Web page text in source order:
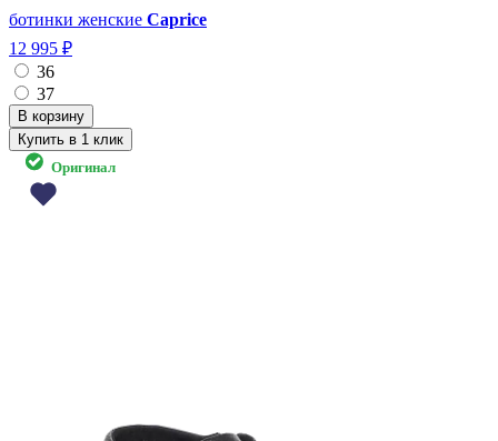
ботинки женские Caprice
12 995 ₽
36
37
Купить в 1 клик
Оригинал